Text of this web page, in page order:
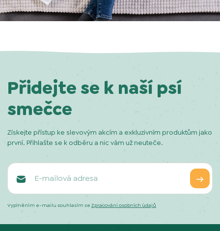
Přidejte se k naší psí
smečce
Získejte přístup ke slevovým akcím a exkluzivním produktům jako
první. Přihlašte se k odběru a nic vám už neuteče.
Vyplněním e-mailu souhlasím se Zpracování osobních údajů